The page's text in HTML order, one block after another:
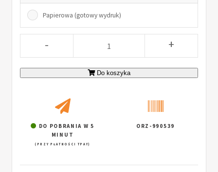
Papierowa (gotowy wydruk)
- +
Do koszyka
DO POBRANIA W 5
MINUT
(PRZY PŁATNOŚCI TPAY)
ORZ-990539